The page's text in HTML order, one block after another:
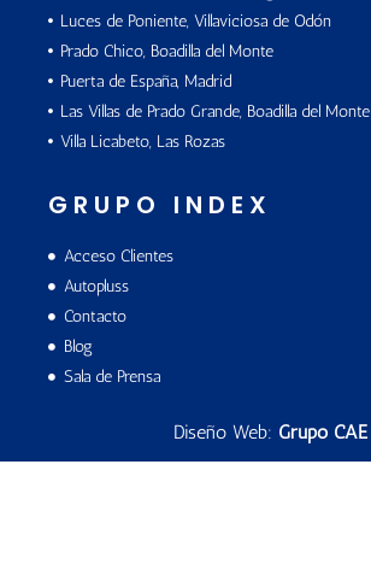
Luces de Poniente, Villaviciosa de Odón
Prado Chico, Boadilla del Monte
Puerta de España, Madrid
Las Villas de Prado Grande, Boadilla del Monte
Villa Licabeto, Las Rozas
GRUPO INDEX
Acceso Clientes
Autopluss
Contacto
Blog
Sala de Prensa
Diseño Web: Grupo CAE